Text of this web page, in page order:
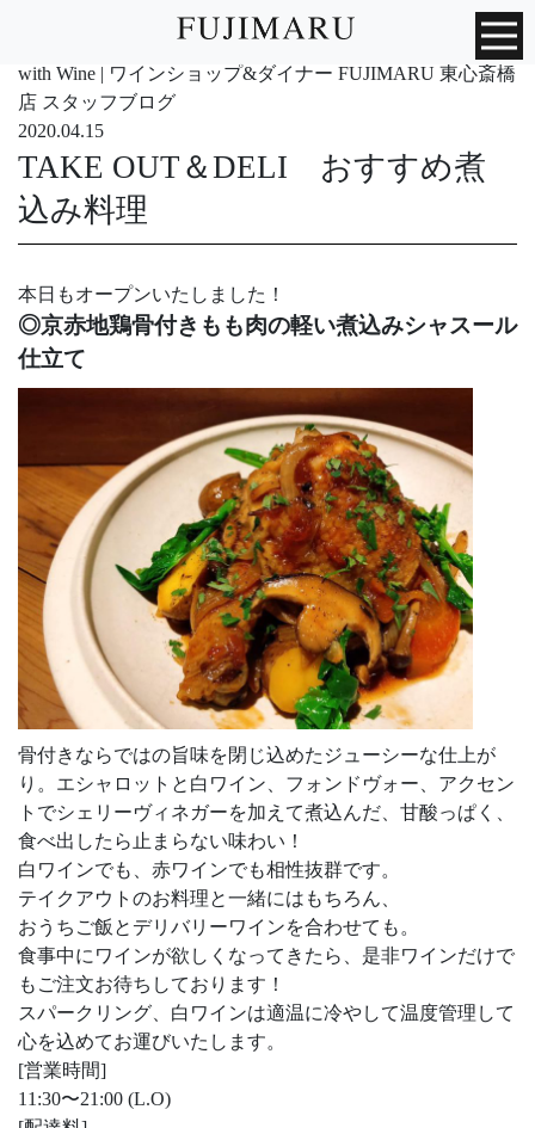
with Wine | ワインショップ&ダイナー FUJIMARU 東心斎橋
店 スタッフブログ
2020.04.15
TAKE OUT＆DELI おすすめ煮
込み料理
本日もオープンいたしました！
◎京赤地鶏骨付きもも肉の軽い煮込みシャスール
仕立て
骨付きならではの旨味を閉じ込めたジューシーな仕上が
り。エシャロットと白ワイン、フォンドヴォー、アクセン
トでシェリーヴィネガーを加えて煮込んだ、甘酸っぱく、
食べ出したら止まらない味わい！
白ワインでも、赤ワインでも相性抜群です。
テイクアウトのお料理と一緒にはもちろん、
おうちご飯とデリバリーワインを合わせても。
食事中にワインが欲しくなってきたら、是非ワインだけで
もご注文お待ちしております！
スパークリング、白ワインは適温に冷やして温度管理して
心を込めてお運びいたします。
[営業時間]
11:30〜21:00 (L.O)